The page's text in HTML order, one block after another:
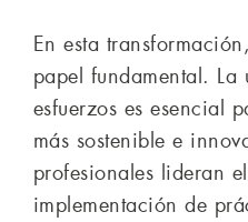
En esta
papel fundamental. La
esfuerzos es esencial
más sostenible e
profesionales lideran
implementación de